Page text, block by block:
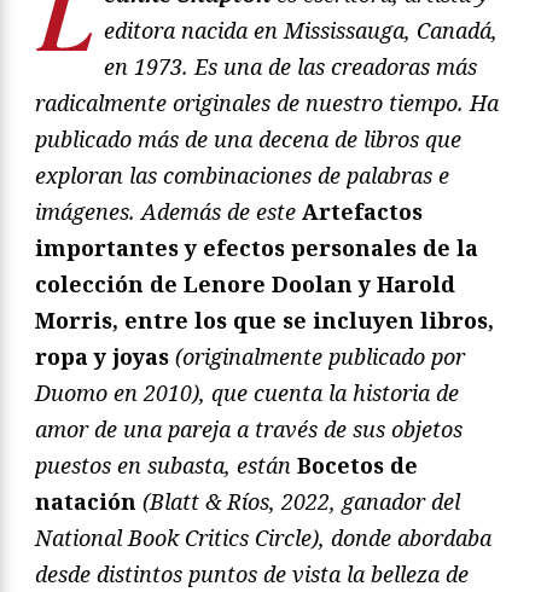
editora nacida en Mississauga, Canadá,
en 1973. Es una de las creadoras más
radicalmente originales de nuestro tiempo. Ha
publicado más de una decena de libros que
exploran las combinaciones de palabras e
imágenes. Además de este Artefactos
importantes y efectos personales de la
colección de Lenore Doolan y Harold
Morris, entre los que se incluyen libros,
ropa y joyas (originalmente publicado por
Duomo en 2010), que cuenta la historia de
amor de una pareja a través de sus objetos
puestos en subasta, están Bocetos de
natación (Blatt & Ríos, 2022, ganador del
National Book Critics Circle), donde abordaba
desde distintos puntos de vista la belleza de